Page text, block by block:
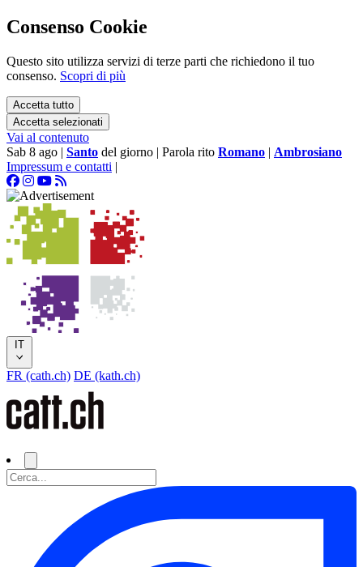
Consenso Cookie
Questo sito utilizza servizi di terze parti che richiedono il tuo
consenso. Scopri di più
Accetta tutto
Accetta selezionati
Vai al contenuto
Sab 8 ago | Santo del giorno | Parola rito Romano | Ambrosiano
Impressum e contatti |
IT
FR (cath.ch) DE (kath.ch)